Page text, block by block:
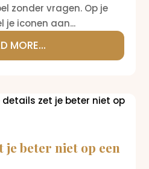
zonder vragen. Op je
je iconen aan...
MORE...
je beter niet op een